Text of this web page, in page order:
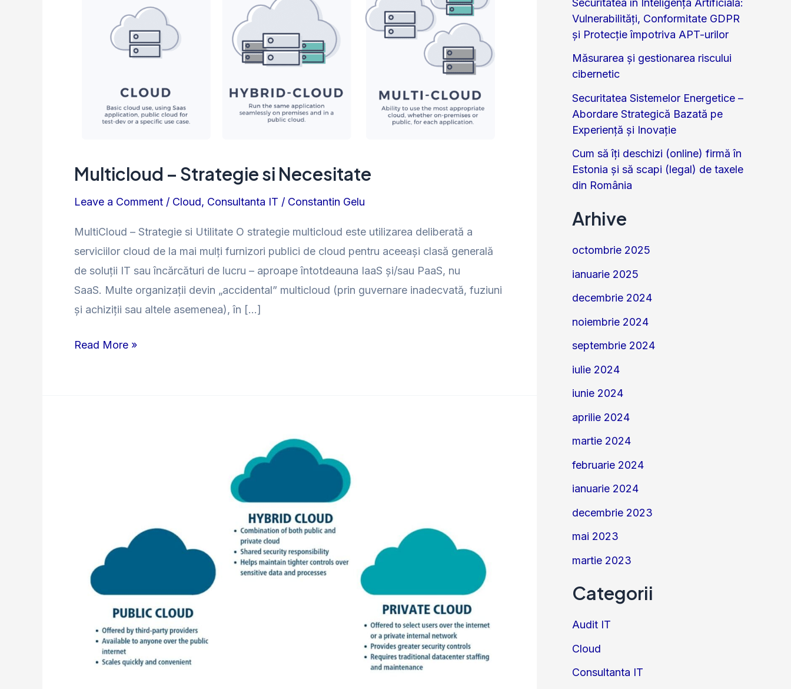
Multicloud – Strategie si Necesitate
Leave a Comment / Cloud, Consultanta IT / Constantin Gelu
MultiCloud – Strategie si Utilitate O strategie multicloud este utilizarea deliberată a
serviciilor cloud de la mai mulți furnizori publici de cloud pentru aceeași clasă generală
de soluții IT sau încărcături de lucru – aproape întotdeauna IaaS și/sau PaaS, nu
SaaS. Multe organizații devin „accidental” multicloud (prin guvernare inadecvată, fuziuni
și achiziții sau altele asemenea), în […]
Necesitate
Read More »
dintre
dedicat
Vulnerabilități, Conformitate GDPR
și Protecție împotriva APT-urilor
Măsurarea și gestionarea riscului
cibernetic
Securitatea Sistemelor Energetice –
Abordare Strategică Bazată pe
Experiență și Inovație
Cum să îți deschizi (online) firmă în
Estonia și să scapi (legal) de taxele
din România
Arhive
octombrie 2025
ianuarie 2025
decembrie 2024
noiembrie 2024
septembrie 2024
iulie 2024
iunie 2024
aprilie 2024
martie 2024
februarie 2024
ianuarie 2024
decembrie 2023
mai 2023
martie 2023
Categorii
Audit IT
Cloud
Consultanta IT